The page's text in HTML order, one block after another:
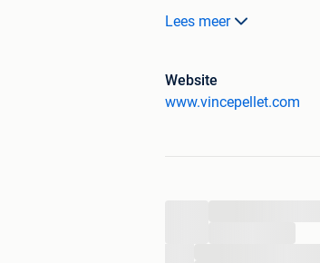
postérieure, supérieure
Puissance maximum
3299€/HTVA
www.vincepellet.com
Lees meer
Website
www.vincepellet.com